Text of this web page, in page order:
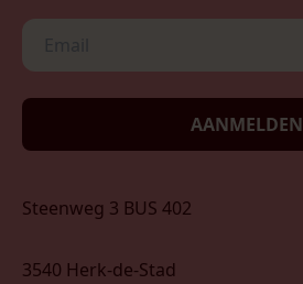
AANMELDEN
Steenweg 3 BUS 402
3540 Herk-de-Stad